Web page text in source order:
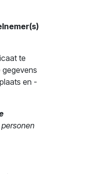
te
gegevens
en -